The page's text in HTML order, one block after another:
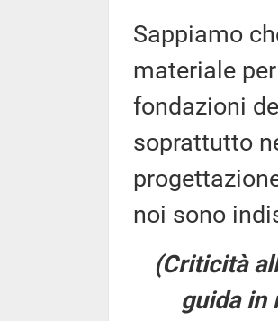
Sappiamo
materiale
fondazioni
soprattutto
noi sono
(Criticità
guida in